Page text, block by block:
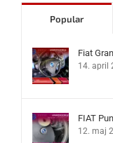
Popular
Fiat
14. april
FIAT
12. maj